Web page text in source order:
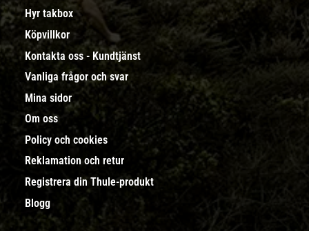
Hyr takbox
Köpvillkor
Kontakta oss - Kundtjänst
Vanliga frågor och svar
Mina sidor
Om oss
Policy och cookies
Reklamation och retur
Registrera din Thule-produkt
Blogg